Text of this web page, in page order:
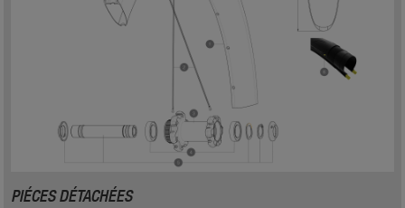
PIÉCES DÉTACHÉES